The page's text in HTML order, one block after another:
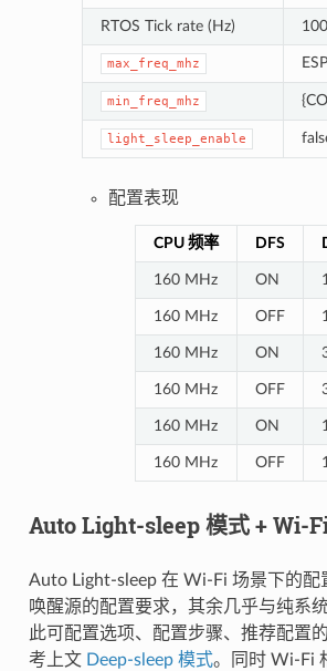
RTOS Tick rate (Hz)
max_freq_mhz
min_freq_mhz
light_sleep_enable
配置表现
CPU 频率 DFS
160 MHz ON 1
160 MHz OFF 1
160 MHz ON
160 MHz OFF
160 MHz ON
160 MHz OFF
Auto Light-sleep 模式 + Wi-
Auto Light-sleep 在 Wi-Fi 场景下的配
唤醒源的配置要求，其余几乎与纯系
此可配置选项、配置步骤、推荐配置
考上文 Deep-sleep 模式。同时 Wi-Fi